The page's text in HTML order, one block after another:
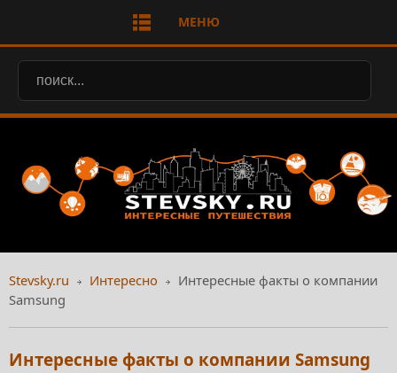
МЕНЮ
Stevsky.ru Интересно
Интересные факты о компании
Samsung
Интересные факты о компании Samsung